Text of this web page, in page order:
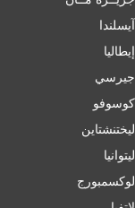
آيسلندا
إﯾﻄﺎﻟﯿﺎ
جيرسي
كوسوفو
ليختنشتاين
ليتوانيا
لوكسمبورج